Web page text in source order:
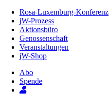
Inhalt
Seite
Rosa-Luxemburg-Konferenz
jW-Prozess
Aktionsbüro
Genossenschaft
Veranstaltungen
jW-Shop
Abo
Spende